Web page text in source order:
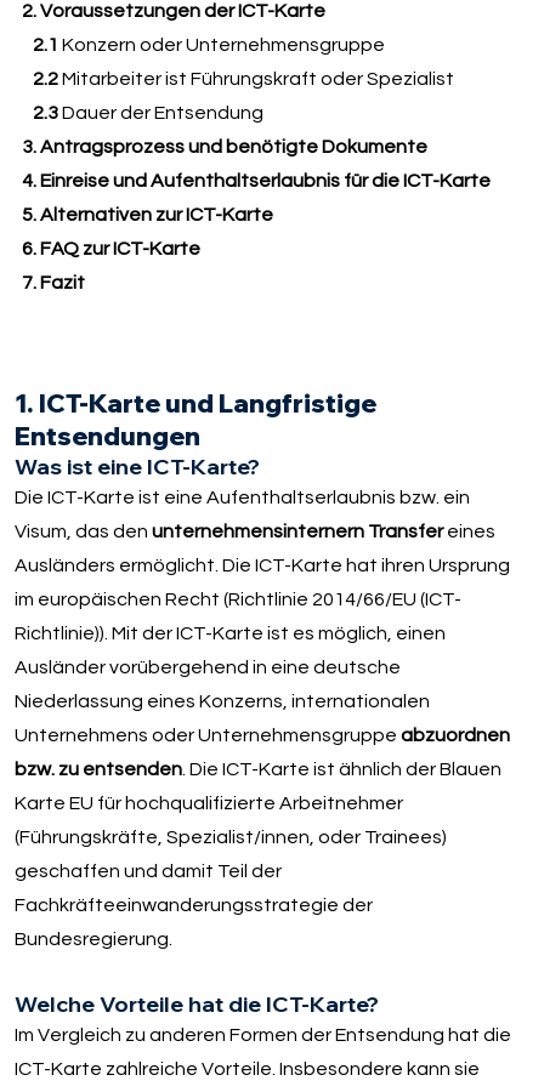
2. Voraussetzungen der ICT-Karte
2.1 Konzern oder Unternehmensgruppe
2.2Mitarbeiter ist Führungskraft oder Spezialist
2.3Dauer der Entsendung
3. Antragsprozess und benötigte Dokumente
4. Einreise und Aufenthaltserlaubnis für die ICT-Karte
5. Alternativen zur ICT-Karte
6. FAQ zur ICT-Karte
7. Fazit
1. ICT-Karte und Langfristige
Entsendungen
Was ist eine ICT-Karte?
Die ICT-Karte ist eine Aufenthaltserlaubnis bzw. ein
Visum, das denunternehmensinternern Transfereines
Ausländers ermöglicht. Die ICT-Karte hat ihren Ursprung
im europäischen Recht (Richtlinie 2014/66/EU (ICT-
Richtlinie)). Mit der ICT-Karte ist es möglich, einen
Ausländer vorübergehend in eine deutsche
Niederlassung eines Konzerns, internationalen
Unternehmens oder Unternehmensgruppe abzuordnen
bzw. zu entsenden . Die ICT-Karte ist ähnlich der Blauen
Karte EU für hochqualifizierte Arbeitnehmer
(Führungskräfte, Spezialist/innen, oder Trainees)
geschaffen und damit Teil der
Fachkräfteeinwanderungsstrategie der
Bundesregierung.
Welche Vorteile hat die ICT-Karte?
Im Vergleich zu anderen Formen der Entsendung hat die
ICT-Karte zahlreiche Vorteile. Insbesondere kann sie